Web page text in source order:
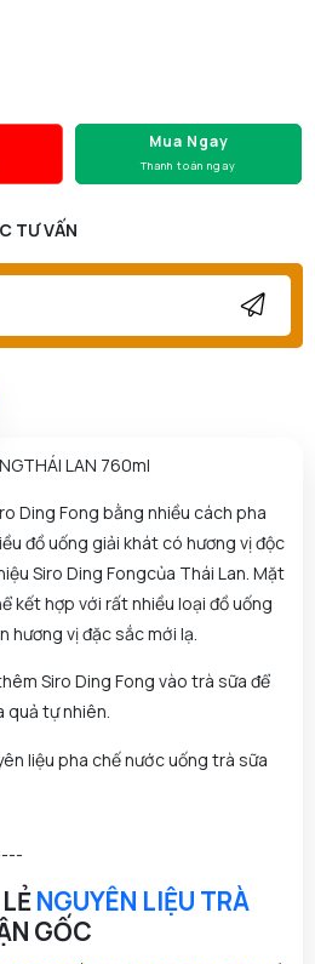
Mua Ngay
Thanh toán ngay
TƯ VẤN
LAN 760ml
Ding Fong bằng nhiều cách pha
đồ uống giải khát có hương vị độc
Siro Ding Fongcủa Thái Lan. Mặt
kết hợp với rất nhiều loại đồ uống
hương vị đặc sắc mới lạ.
Siro Ding Fong vào trà sữa để
quả tự nhiên.
NGUYÊN LIỆU TRÀ
GỐC